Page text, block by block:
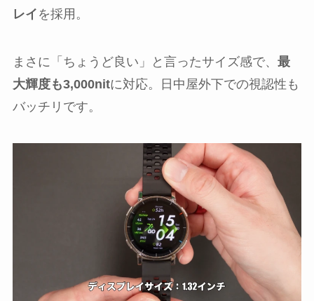
レイ を採用。
まさに「ちょうど良い」と言ったサイズ感で、 最
大輝度も3,000nitに対応。日中屋外下での視認性も
バッチリです。